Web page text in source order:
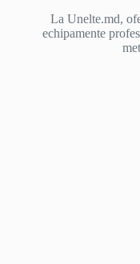
La Unelte.md,
echipamente